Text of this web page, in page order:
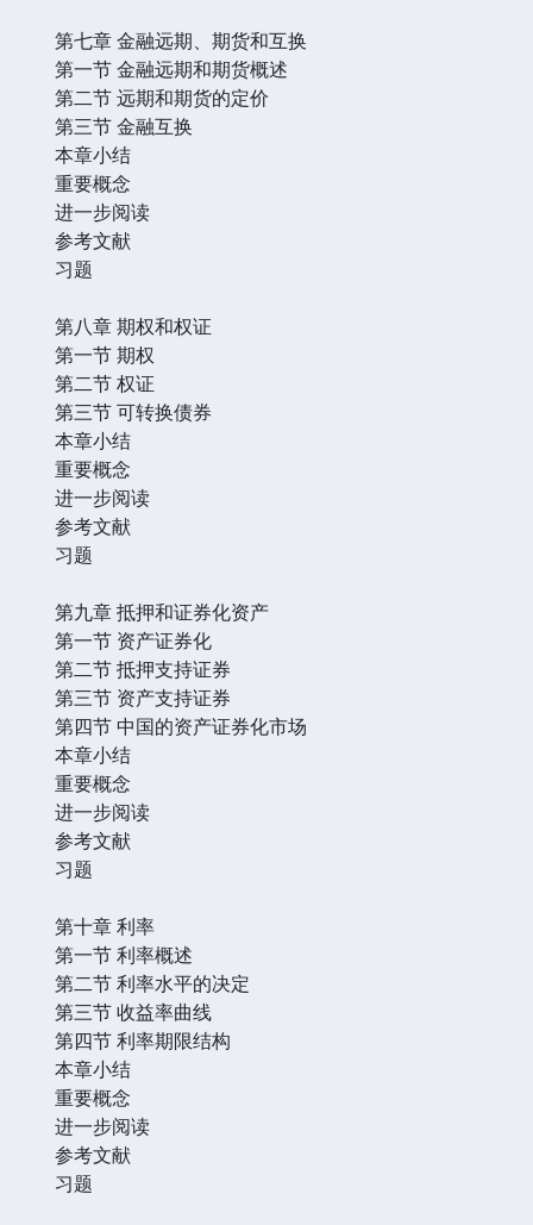
第七章 金融远期、期货和互换
第一节 金融远期和期货概述
第二节 远期和期货的定价
第三节 金融互换
本章小结
重要概念
进一步阅读
参考文献
习题
第八章 期权和权证
第一节 期权
第二节 权证
第三节 可转换债券
本章小结
重要概念
进一步阅读
参考文献
习题
第九章 抵押和证券化资产
第一节 资产证券化
第二节 抵押支持证券
第三节 资产支持证券
第四节 中国的资产证券化市场
本章小结
重要概念
进一步阅读
参考文献
习题
第十章 利率
第一节 利率概述
第二节 利率水平的决定
第三节 收益率曲线
第四节 利率期限结构
本章小结
重要概念
进一步阅读
参考文献
习题